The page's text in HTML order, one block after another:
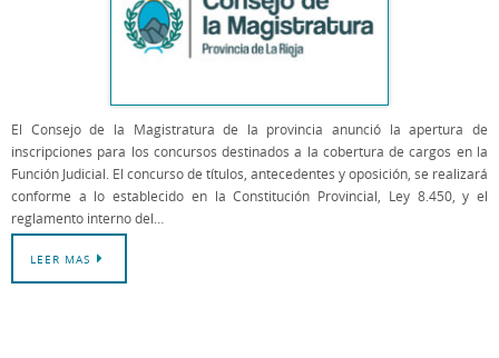
El Consejo de la Magistratura de la provincia anunció la apertura de
inscripciones para los concursos destinados a la cobertura de cargos en la
Función Judicial. El concurso de títulos, antecedentes y oposición, se realizará
conforme a lo establecido en la Constitución Provincial, Ley 8.450, y el
reglamento interno del…
LEER MAS